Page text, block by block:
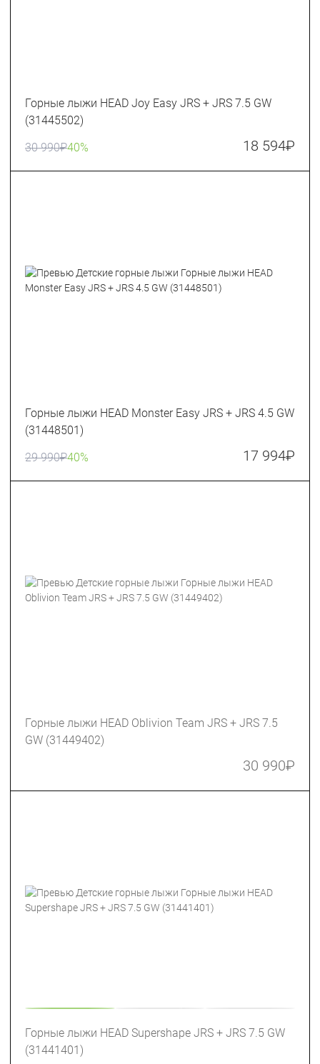
Горные лыжи HEAD Joy Easy JRS + JRS 7.5 GW
(31445502)
30 990₽40% 18 594₽
Горные лыжи HEAD Monster Easy JRS + JRS 4.5 GW
(31448501)
29 990₽40% 17 994₽
Горные лыжи HEAD Oblivion Team JRS + JRS 7.5
GW (31449402)
30 990₽
Горные лыжи HEAD Supershape JRS + JRS 7.5 GW
(31441401)